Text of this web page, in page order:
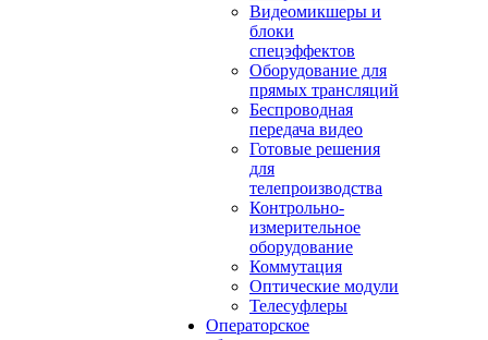
Видеомикшеры и
блоки
спецэффектов
Оборудование для
прямых трансляций
Беспроводная
передача видео
Готовые решения
для
телепроизводства
Контрольно-
измерительное
оборудование
Коммутация
Оптические модули
Телесуфлеры
Операторское